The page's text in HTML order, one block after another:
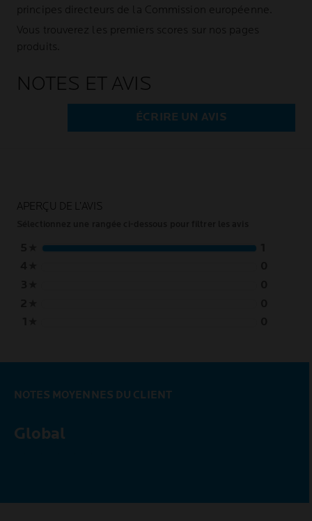
principes directeurs de la Commission européenne.
Vous trouverez les premiers scores sur nos pages
produits.
NOTES ET AVIS
ÉCRIRE UN AVIS
APERÇU DE L’AVIS
NOTES MOYENNES DU CLIENT
Global
5,0 out of 5 stars